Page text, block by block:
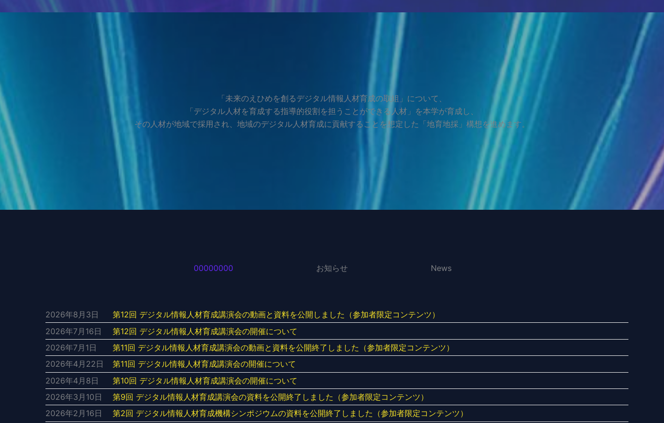
「未来のえひめを創るデジタル情報人材育成の取組」について、
「デジタル人材を育成する指導的役割を担うことができる人材」を本学が育成し、
その人材が地域で採用され、地域のデジタル人材育成に貢献することを想定した「地育地採」構想を進めます。
00000000 お知らせ News
2026年8月3日
第12回 デジタル情報人材育成講演会​の動画と資料を公開しました（参加者限定コンテンツ）
2026年7月16日
第12回 デジタル情報人材育成講演会​の開催について
2026年7月1日
第11回 デジタル情報人材育成講演会​の動画と資料を公開終了しました（参加者限定コンテンツ）
2026年4月22日
第11回 デジタル情報人材育成講演会​の開催について
2026年4月8日
第10回 デジタル情報人材育成講演会​の開催について
2026年3月10日
第9回 デジタル情報人材育成講演会​の資料を公開終了しました（参加者限定コンテンツ）
2026年2月16日
第2回 デジタル情報人材育成機構シンポジウムの資料を公開終了しました（参加者限定コンテンツ）